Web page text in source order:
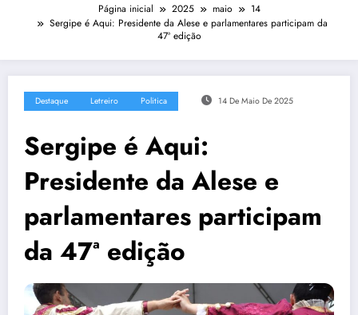
Página inicial 2025 maio
14
Sergipe é Aqui: Presidente da Alese e parlamentares participam da
47ª edição
Destaque Letreiro Politica 14 De Maio De 2025
Sergipe é Aqui:
Presidente da Alese e
parlamentares participam
da 47ª edição